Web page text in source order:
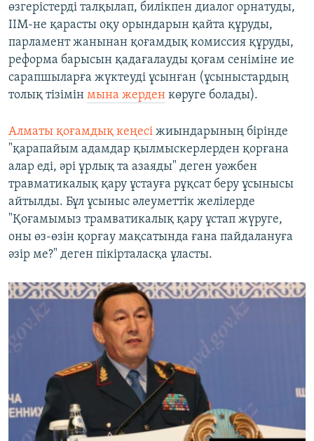
өзгерістерді талқылап, билікпен диалог орнатуды,
ІІМ-не қарасты оқу орындарын қайта құруды,
парламент жанынан қоғамдық комиссия құруды,
реформа барысын қадағалауды қоғам сеніміне ие
сарапшыларға жүктеуді ұсынған (ұсыныстардың
толық тізімін мына жерден көруге болады).
Алматы қоғамдық кеңесі жиындарының бірінде
"қарапайым адамдар қылмыскерлерден қорғана
алар еді, әрі ұрлық та азаяды" деген уәжбен
травматикалық қару ұстауға рұқсат беру ұсынысы
айтылды. Бұл ұсыныс әлеуметтік желілерде
"Қоғамымыз трамватикалық қару ұстап жүруге,
оны өз-өзін қорғау мақсатында ғана пайдалануға
әзір ме?" деген пікірталасқа ұласты.